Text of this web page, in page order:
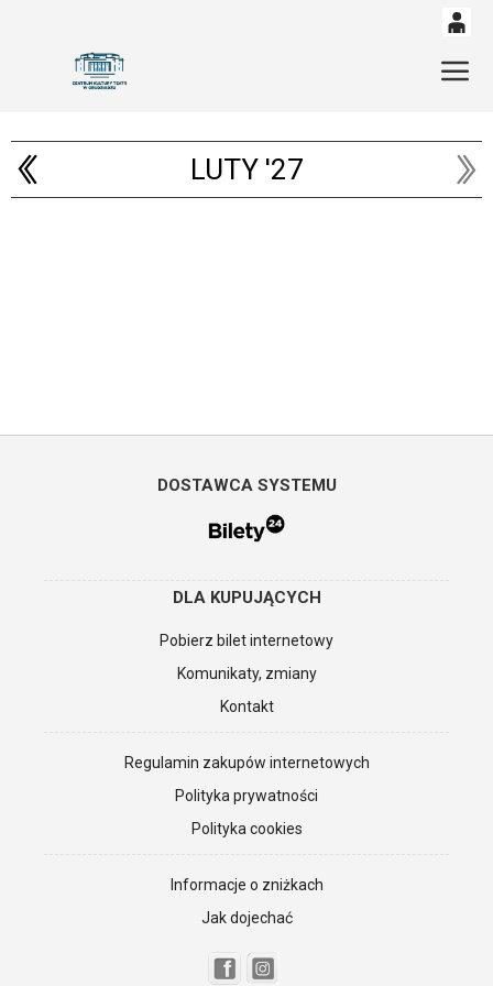
14 53
LUTY '27
DOSTAWCA SYSTEMU
DLA KUPUJĄCYCH
Pobierz bilet internetowy
Komunikaty, zmiany
Kontakt
Regulamin zakupów internetowych
Polityka prywatności
Polityka cookies
Informacje o zniżkach
Jak dojechać